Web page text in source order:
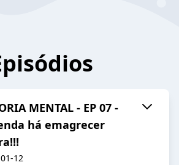
MENTAL - EP 07 -
há emagrecer
12